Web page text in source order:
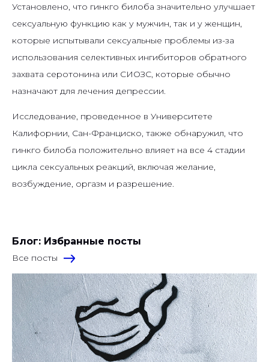
Установлено, что гинкго билоба значительно улучшает
сексуальную функцию как у мужчин, так и у женщин,
которые испытывали сексуальные проблемы из-за
использования селективных ингибиторов обратного
захвата серотонина или СИОЗС, которые обычно
назначают для лечения депрессии.
Исследование, проведенное в Университете
Калифорнии, Сан-Франциско, также обнаружил, что
гинкго билоба положительно влияет на все 4 стадии
цикла сексуальных реакций, включая желание,
возбуждение, оргазм и разрешение.
Блог: Избранные посты
Все посты